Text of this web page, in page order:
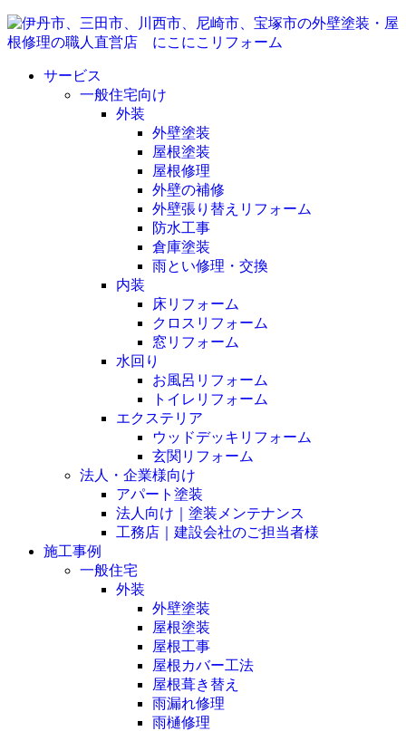
サービス
一般住宅向け
外装
外壁塗装
屋根塗装
屋根修理
外壁の補修
外壁張り替えリフォーム
防水工事
倉庫塗装
雨とい修理・交換
内装
床リフォーム
クロスリフォーム
窓リフォーム
水回り
お風呂リフォーム
トイレリフォーム
エクステリア
ウッドデッキリフォーム
玄関リフォーム
法人・企業様向け
アパート塗装
法人向け｜塗装メンテナンス
工務店｜建設会社のご担当者様
施工事例
一般住宅
外装
外壁塗装
屋根塗装
屋根工事
屋根カバー工法
屋根葺き替え
雨漏れ修理
雨樋修理